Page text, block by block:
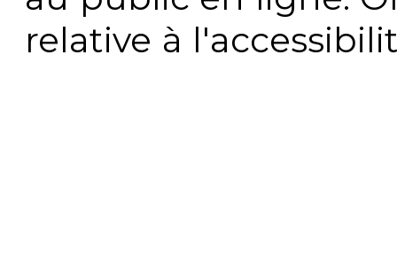
relative à